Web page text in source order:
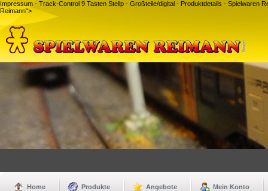
Impressum - Track-Control 9 Tasten Stellp - Großteile/digital - Produktdetails - Spielwaren
Reimann">
Home Produkte Angebote Mein Konto